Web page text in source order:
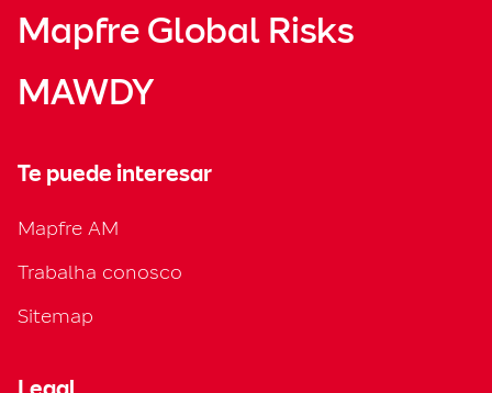
Mapfre Global Risks
MAWDY
Te puede interesar
Mapfre AM
Trabalha conosco
Sitemap